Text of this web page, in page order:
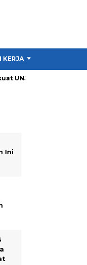
KERJA
UNJANI, Ini Langkah
Ini